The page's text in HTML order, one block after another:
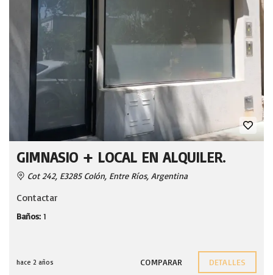
GIMNASIO + LOCAL EN ALQUILER.
Cot 242, E3285 Colón, Entre Ríos, Argentina
Contactar
Baños: 1
hace 2 años COMPARAR DETALLES